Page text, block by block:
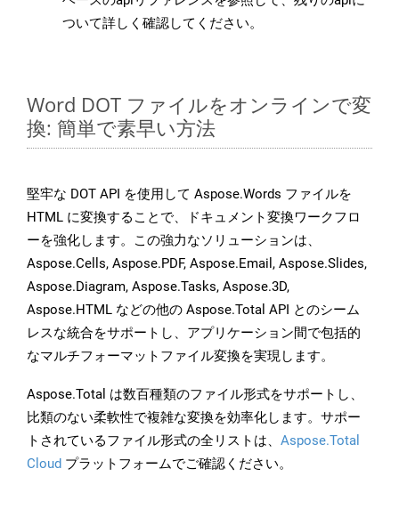
ついて詳しく確認してください。
Word DOT ファイルをオンラインで変
換: 簡単で素早い方法
堅牢な DOT API を使用して Aspose.Words ファイルを
HTML に変換することで、ドキュメント変換ワークフロ
ーを強化します。この強力なソリューションは、
Aspose.Cells, Aspose.PDF, Aspose.Email, Aspose.Slides,
Aspose.Diagram, Aspose.Tasks, Aspose.3D,
Aspose.HTML などの他の Aspose.Total API とのシーム
レスな統合をサポートし、アプリケーション間で包括的
なマルチフォーマットファイル変換を実現します。
Aspose.Total は数百種類のファイル形式をサポートし、
比類のない柔軟性で複雑な変換を効率化します。サポー
トされているファイル形式の全リストは、 Aspose.Total
Cloud プラットフォームでご確認ください。